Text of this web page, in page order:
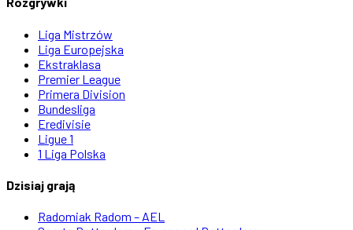
Liga Mistrzów
Liga Europejska
Ekstraklasa
Premier League
Primera Division
Bundesliga
Eredivisie
Ligue 1
1 Liga Polska
Dzisiaj grają
Radomiak Radom – AEL